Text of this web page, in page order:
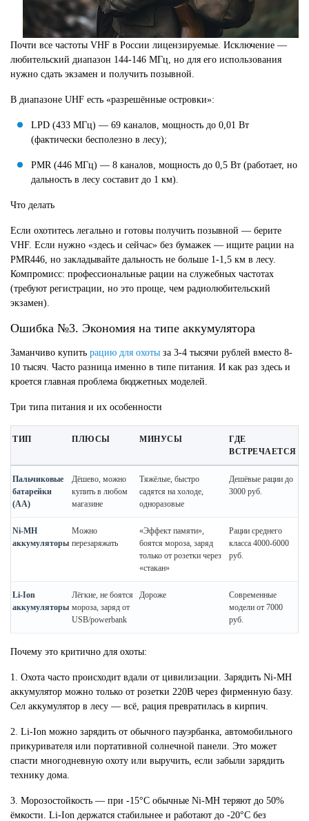
Почти все частоты VHF в России лицензируемые. Исключение —
любительский диапазон 144-146 МГц, но для его использования
нужно сдать экзамен и получить позывной.
В диапазоне UHF есть «разрешённые островки»:
LPD (433 МГц) — 69 каналов, мощность до 0,01 Вт
(фактически бесполезно в лесу);
PMR (446 МГц) — 8 каналов, мощность до 0,5 Вт (работает, но
дальность в лесу составит до 1 км).
Что делать
Если охотитесь легально и готовы получить позывной — берите
VHF. Если нужно «здесь и сейчас» без бумажек — ищите рации на
PMR446, но закладывайте дальность не больше 1-1,5 км в лесу.
Компромисс: профессиональные рации на служебных частотах
(требуют регистрации, но это проще, чем радиолюбительский
экзамен).
Ошибка №3. Экономия на типе аккумулятора
Заманчиво купить рацию для охоты за 3-4 тысячи рублей вместо 8-
10 тысяч. Часто разница именно в типе питания. И как раз здесь и
кроется главная проблема бюджетных моделей.
Три типа питания и их особенности
ТИП ПЛЮСЫ МИНУСЫ
ГДЕ
ВСТРЕЧАЕТСЯ
Пальчиковые
батарейки
(AA)
Дёшево, можно
купить в любом
магазине
Тяжёлые, быстро
садятся на холоде,
одноразовые
Дешёвые рации до
3000 руб.
Ni-MH
аккумуляторы
Можно
перезаряжать
«Эффект памяти»,
боятся мороза, заряд
только от розетки через
«стакан»
Рации среднего
класса 4000-6000
руб.
Li-Ion
аккумуляторы
Лёгкие, не боятся
мороза, заряд от
USB/powerbank
Дороже
Современные
модели от 7000
руб.
Почему это критично для охоты:
1. Охота часто происходит вдали от цивилизации. Зарядить Ni-MH
аккумулятор можно только от розетки 220В через фирменную базу.
Сел аккумулятор в лесу — всё, рация превратилась в кирпич.
2. Li-Ion можно зарядить от обычного пауэрбанка, автомобильного
прикуривателя или портативной солнечной панели. Это может
спасти многодневную охоту или выручить, если забыли зарядить
технику дома.
3. Морозостойкость — при -15°C обычные Ni-MH теряют до 50%
ёмкости. Li-Ion держатся стабильнее и работают до -20°C без